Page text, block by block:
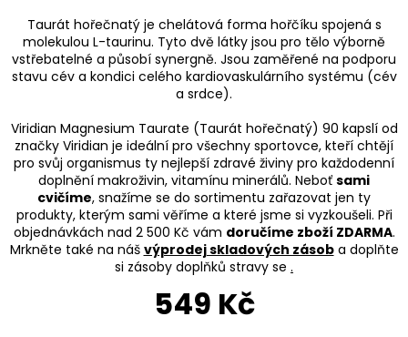
549 Kč
Taurát hořečnatý je chelátová forma hořčíku spojená s
molekulou L-taurinu. Tyto dvě látky jsou pro tělo výborně
vstřebatelné a působí synergně. Jsou zaměřené na podporu
stavu cév a kondici celého kardiovaskulárního systému (cév
a srdce).
Viridian Magnesium Taurate (Taurát hořečnatý) 90 kapslí od
značky Viridian je ideální pro všechny sportovce, kteří chtějí
pro svůj organismus ty nejlepší zdravé živiny pro každodenní
doplnění makroživin, vitamínu minerálů. Neboť sami
cvičíme, snažíme se do sortimentu zařazovat jen ty
produkty, kterým sami věříme a které jsme si vyzkoušeli. Při
objednávkách nad 2 500 Kč vám doručíme zboží ZDARMA.
Mrkněte také na náš výprodej skladových zásoba doplňte
si zásoby doplňků stravy se .